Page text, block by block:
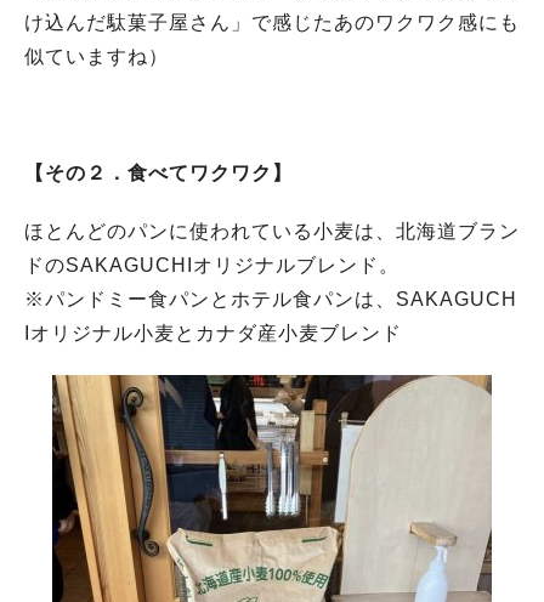
け込んだ駄菓子屋さん」で感じたあのワクワク感にも
似ていますね）
【その２．食べてワクワク】
ほとんどのパンに使われている小麦は、北海道ブラン
ドのSAKAGUCHIオリジナルブレンド。
※パンドミー食パンとホテル食パンは、SAKAGUCH
Iオリジナル小麦とカナダ産小麦ブレンド